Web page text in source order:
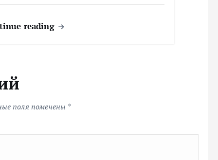
reading
поля помечены *